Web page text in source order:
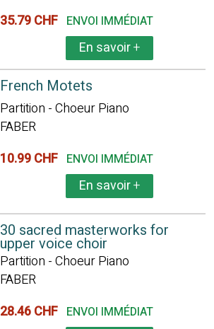
35.79 CHF ENVOI IMMÉDIAT
En savoir+
French Motets
Partition - Choeur Piano
FABER
10.99 CHF ENVOI IMMÉDIAT
En savoir+
30 sacred masterworks for
upper voice choir
Partition - Choeur Piano
FABER
28.46 CHF ENVOI IMMÉDIAT